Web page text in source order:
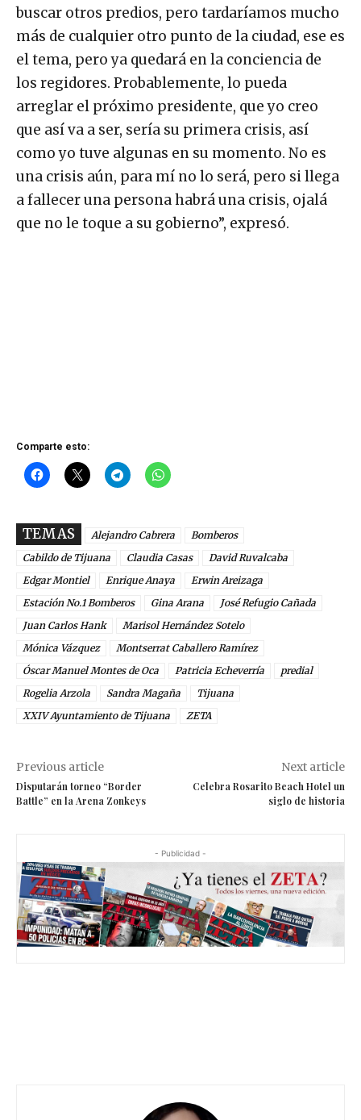
buscar otros predios, pero tardaríamos mucho
más de cualquier otro punto de la ciudad, ese es
el tema, pero ya quedará en la conciencia de
los regidores. Probablemente, lo pueda
arreglar el próximo presidente, que yo creo
que así va a ser, sería su primera crisis, así
como yo tuve algunas en su momento. No es
una crisis aún, para mí no lo será, pero si llega
a fallecer una persona habrá una crisis, ojalá
que no le toque a su gobierno”, expresó.
Comparte esto:
TEMAS Alejandro Cabrera
Bomberos
Cabildo de Tijuana
Claudia Casas
David Ruvalcaba
Edgar Montiel
Enrique Anaya
Erwin Areizaga
Estación No.1 Bomberos
Gina Arana
José Refugio Cañada
Juan Carlos Hank
Marisol Hernández Sotelo
Mónica Vázquez
Montserrat Caballero Ramírez
Óscar Manuel Montes de Oca
Patricia Echeverría
predial
Rogelia Arzola
Sandra Magaña
Tijuana
XXIV Ayuntamiento de Tijuana
ZETA
Previous article
Disputarán torneo “Border
Battle” en la Arena Zonkeys
Next article
Celebra Rosarito Beach Hotel un
siglo de historia
- Publicidad -